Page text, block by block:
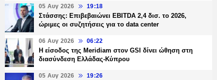
05 Αυγ 2026 19:18
Στάσσης: Επιβεβαιώνει EBITDA 2,4 δισ. το 2026,
ώριμες οι συζητήσεις για το data center
06 Αυγ 2026 06:22
Η είσοδος της Meridiam στον GSI δίνει ώθηση στη
διασύνδεση Ελλάδας-Κύπρου
05 Αυγ 2026 19:26